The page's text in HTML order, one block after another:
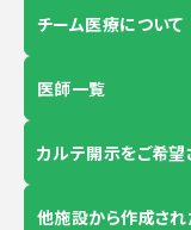
チーム医療について
医師一覧
カルテ開示をご希望
他施設から作成さ